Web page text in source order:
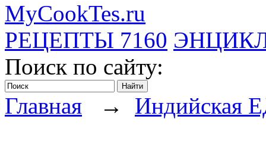
MyCookTes.ru
РЕЦЕПТЫ 7160
Поиск по сайту:
Главная → Индийская